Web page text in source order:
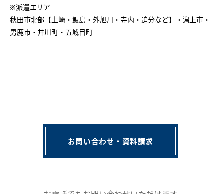
※派遣エリア
秋田市北部【土崎・飯島・外旭川・寺内・追分など】・潟上市・
男鹿市・井川町・五城目町
お問い合わせ・資料請求